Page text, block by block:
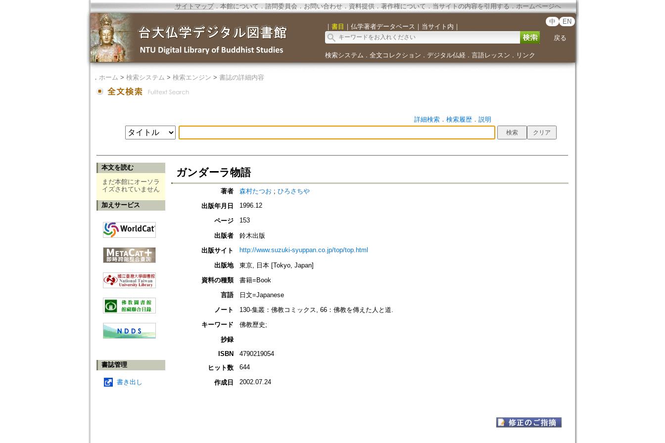
サイトマップ．本館について ． 諮問委員会． お問い合わせ． 資料提供． 著作権について．当サイトの内容を引用する ． ホームページへ
｜ 書目 ｜ 仏学著者データベース ｜ 当サイト内 ｜
中 EN
戻る
検索システム ． 全文コレクション ． デジタル仏経． 言語レッスン ． リンク
． ホーム > 検索システム > 検索エンジン > 書誌の詳細内容
詳細検索． 検索履歴． 説明
本文を読む
まだ本館にオーソラ
イズされていません
加えサービス
書誌管理
書き出し
ガンダーラ物語
著者 森村たつお ; ひろさちや
出版年月日
1996.12
ページ 153
出版者
鈴木出版
出版サイト
http://www.suzuki-syuppan.co.jp/top/top.html
出版地
東京, 日本 [Tokyo, Japan]
資料の種類
書籍=Book
言語
日文=Japanese
ノート
130-集叢：佛教コミックス, 66：佛教を傳えた人と道.
キーワード
佛教歷史;
抄録
ISBN
4790219054
ヒット数
644
作成日 2002.07.24